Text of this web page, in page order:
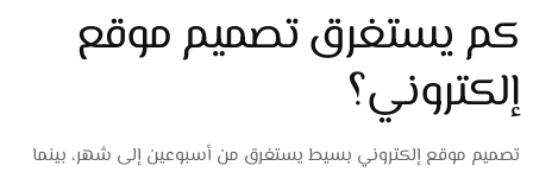
كم يستغرق تصميم موقع
إلكتروني؟
تصميم موقع إلكتروني بسيط يستغرق من أسبوعين إلى شهر، بينما